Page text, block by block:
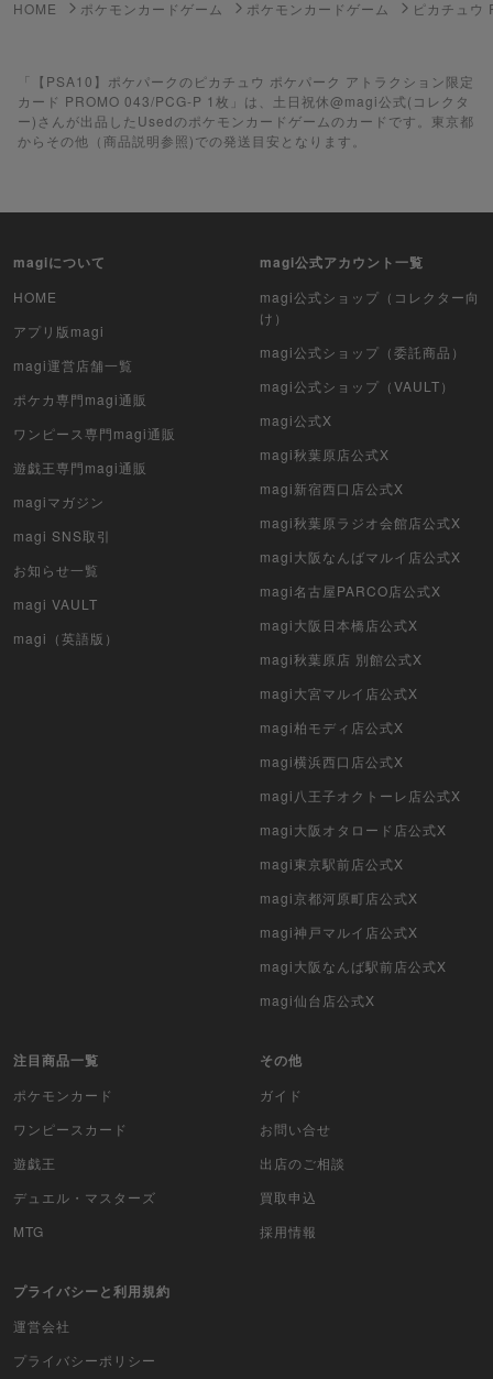
ポケカ（未開封BOX）
遊戯王（未開封BOX）
マジック：ザ・ギャザリング
ヴァイスシュヴァルツ
クリプトスペルズ
マイクリプトヒーローズ
デュエマクラシック
旧枠デュエマ
カードファイト!! ヴァンガード
ムシキング
ドラゴンボールヒーローズ
Z/X（ゼクス）
アイカツ
HOME ポケモンカードゲーム ポケモンカードゲーム ピカチュウ
「【PSA10】ポケパークのピカチュウ ポケパーク アトラクション限定
カード PROMO 043/PCG-P 1枚」は、土日祝休@magi公式(コレクタ
ー)さんが出品したUsedのポケモンカードゲームのカードです。東京都
からその他（商品説明参照)での発送目安となります。
magiについて
HOME
アプリ版magi
magi運営店舗一覧
ポケカ専門magi通販
ワンピース専門magi通販
遊戯王専門magi通販
magiマガジン
magi SNS取引
お知らせ一覧
magi VAULT
magi（英語版）
magi公式アカウント一覧
magi公式ショップ（コレクター向
け）
magi公式ショップ（委託商品）
magi公式ショップ（VAULT）
magi公式X
magi秋葉原店公式X
magi新宿西口店公式X
magi秋葉原ラジオ会館店公式X
magi大阪なんばマルイ店公式X
magi名古屋PARCO店公式X
magi大阪日本橋店公式X
magi秋葉原店 別館公式X
magi大宮マルイ店公式X
magi柏モディ店公式X
magi横浜西口店公式X
magi八王子オクトーレ店公式X
magi大阪オタロード店公式X
magi東京駅前店公式X
magi京都河原町店公式X
magi神戸マルイ店公式X
magi大阪なんば駅前店公式X
magi仙台店公式X
注目商品一覧
ポケモンカード
ワンピースカード
遊戯王
デュエル・マスターズ
MTG
その他
ガイド
お問い合せ
出店のご相談
買取申込
採用情報
プライバシーと利用規約
運営会社
プライバシーポリシー